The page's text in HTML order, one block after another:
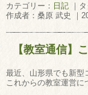
カテゴリー： 日記 ｜タ
作成者：桑原 武史 ｜
【教室通信】
最近、山形県でも新型
これからの教室運営に